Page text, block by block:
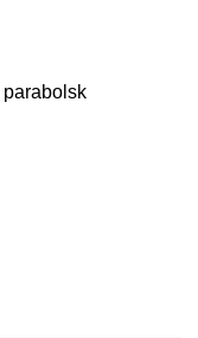
parabolsk